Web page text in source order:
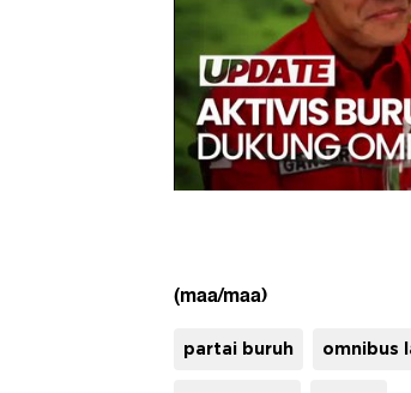
(maa/maa)
partai buruh omnibus